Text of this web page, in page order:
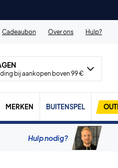
Cadeaubon
Over ons Hulp?
bij aankopen boven 99 €
MERKEN BUITENSPEL
Hulp nodig?